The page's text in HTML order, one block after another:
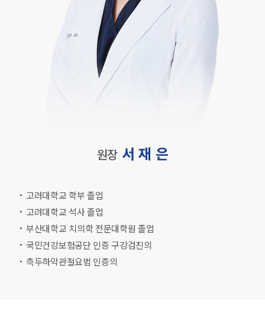
원장 서 재 은
고려대학교 학부 졸업
고려대학교 석사 졸업
부산대학교 치의학 전문대학원 졸업
국민건강보험공단 인증 구강검진의
측두하악관절요법 인증의